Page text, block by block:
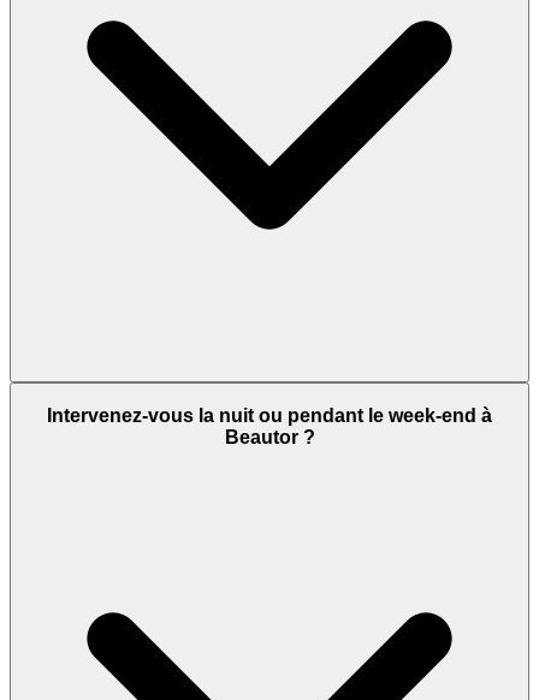
Intervenez-vous la nuit ou pendant le week-end à
Beautor ?